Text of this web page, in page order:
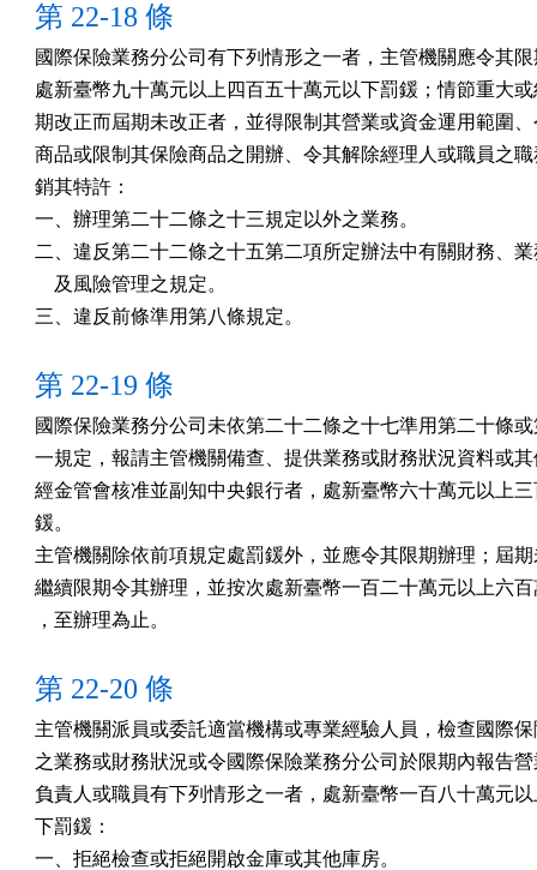
第 22-18 條
國際保險業務分公司有下列情形之一者，主管機關應令其
處新臺幣九十萬元以上四百五十萬元以下罰鍰；情節重大
期改正而屆期未改正者，並得限制其營業或資金運用範圍
商品或限制其保險商品之開辦、令其解除經理人或職員之
銷其特許：
一、辦理第二十二條之十三規定以外之業務。
二、違反第二十二條之十五第二項所定辦法中有關財務、
    及風險管理之規定。
三、違反前條準用第八條規定。
第 22-19 條
國際保險業務分公司未依第二十二條之十七準用第二十條
一規定，報請主管機關備查、提供業務或財務狀況資料或
經金管會核准並副知中央銀行者，處新臺幣六十萬元以上
鍰。
主管機關除依前項規定處罰鍰外，並應令其限期辦理；屆
繼續限期令其辦理，並按次處新臺幣一百二十萬元以上六
，至辦理為止。
第 22-20 條
主管機關派員或委託適當機構或專業經驗人員，檢查國際
之業務或財務狀況或令國際保險業務分公司於限期內報告
負責人或職員有下列情形之一者，處新臺幣一百八十萬元
下罰鍰：
一、拒絕檢查或拒絕開啟金庫或其他庫房。